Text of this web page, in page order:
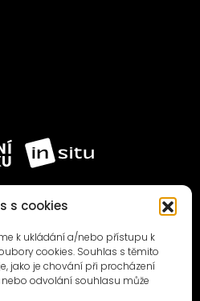
s cookies
k ukládání a/nebo přístupu k
cookies. Souhlas s těmito
jako je chování při procházení
odvolání souhlasu může
association